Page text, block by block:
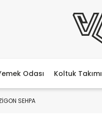
Odası Koltuk Takımı
SEHPA